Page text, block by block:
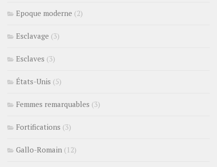
Epoque moderne (2)
Esclavage (3)
Esclaves (3)
États-Unis (5)
Femmes remarquables (3)
Fortifications (3)
Gallo-Romain (12)